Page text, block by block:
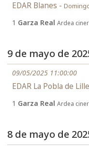
EDAR Blanes -
1 Garza Real Ardea
9 de mayo de
09/05/2025 11:00:00
EDAR La Pobla de
1 Garza Real Ardea
8 de mayo de